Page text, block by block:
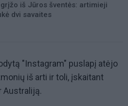
iš Jūros šventės: artimieji
dvi savaites
"Instagram" puslapį atėjo
iš arti ir toli, įskaitant
Australiją.